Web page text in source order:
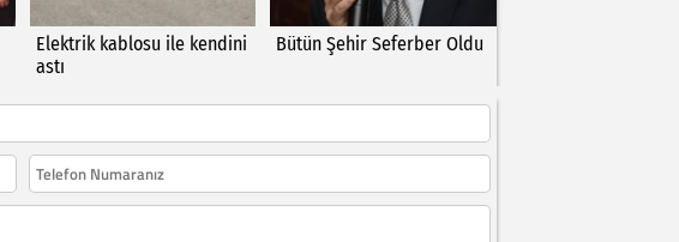
Elektrik kablosu ile kendini
astı
Bütün Şehir Seferber Oldu